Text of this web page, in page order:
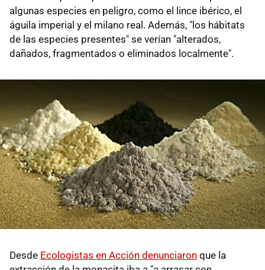
algunas especies en peligro, como el lince ibérico, el
águila imperial y el milano real. Además, "los hábitats
de las especies presentes" se verían "alterados,
dañados, fragmentados o eliminados localmente".
Desde Ecologistas en Acción denunciaron que la